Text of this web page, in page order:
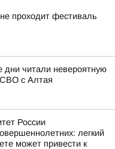
проходит фестиваль
дни читали невероятную
с Алтая
России
легкий
может привести к